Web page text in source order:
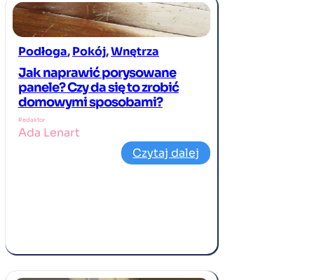
Podłoga, Pokój, Wnętrza
Jak naprawić porysowane
panele? Czy da się to zrobić
domowymi sposobami?
Redaktor
Ada Lenart
Czytaj dalej